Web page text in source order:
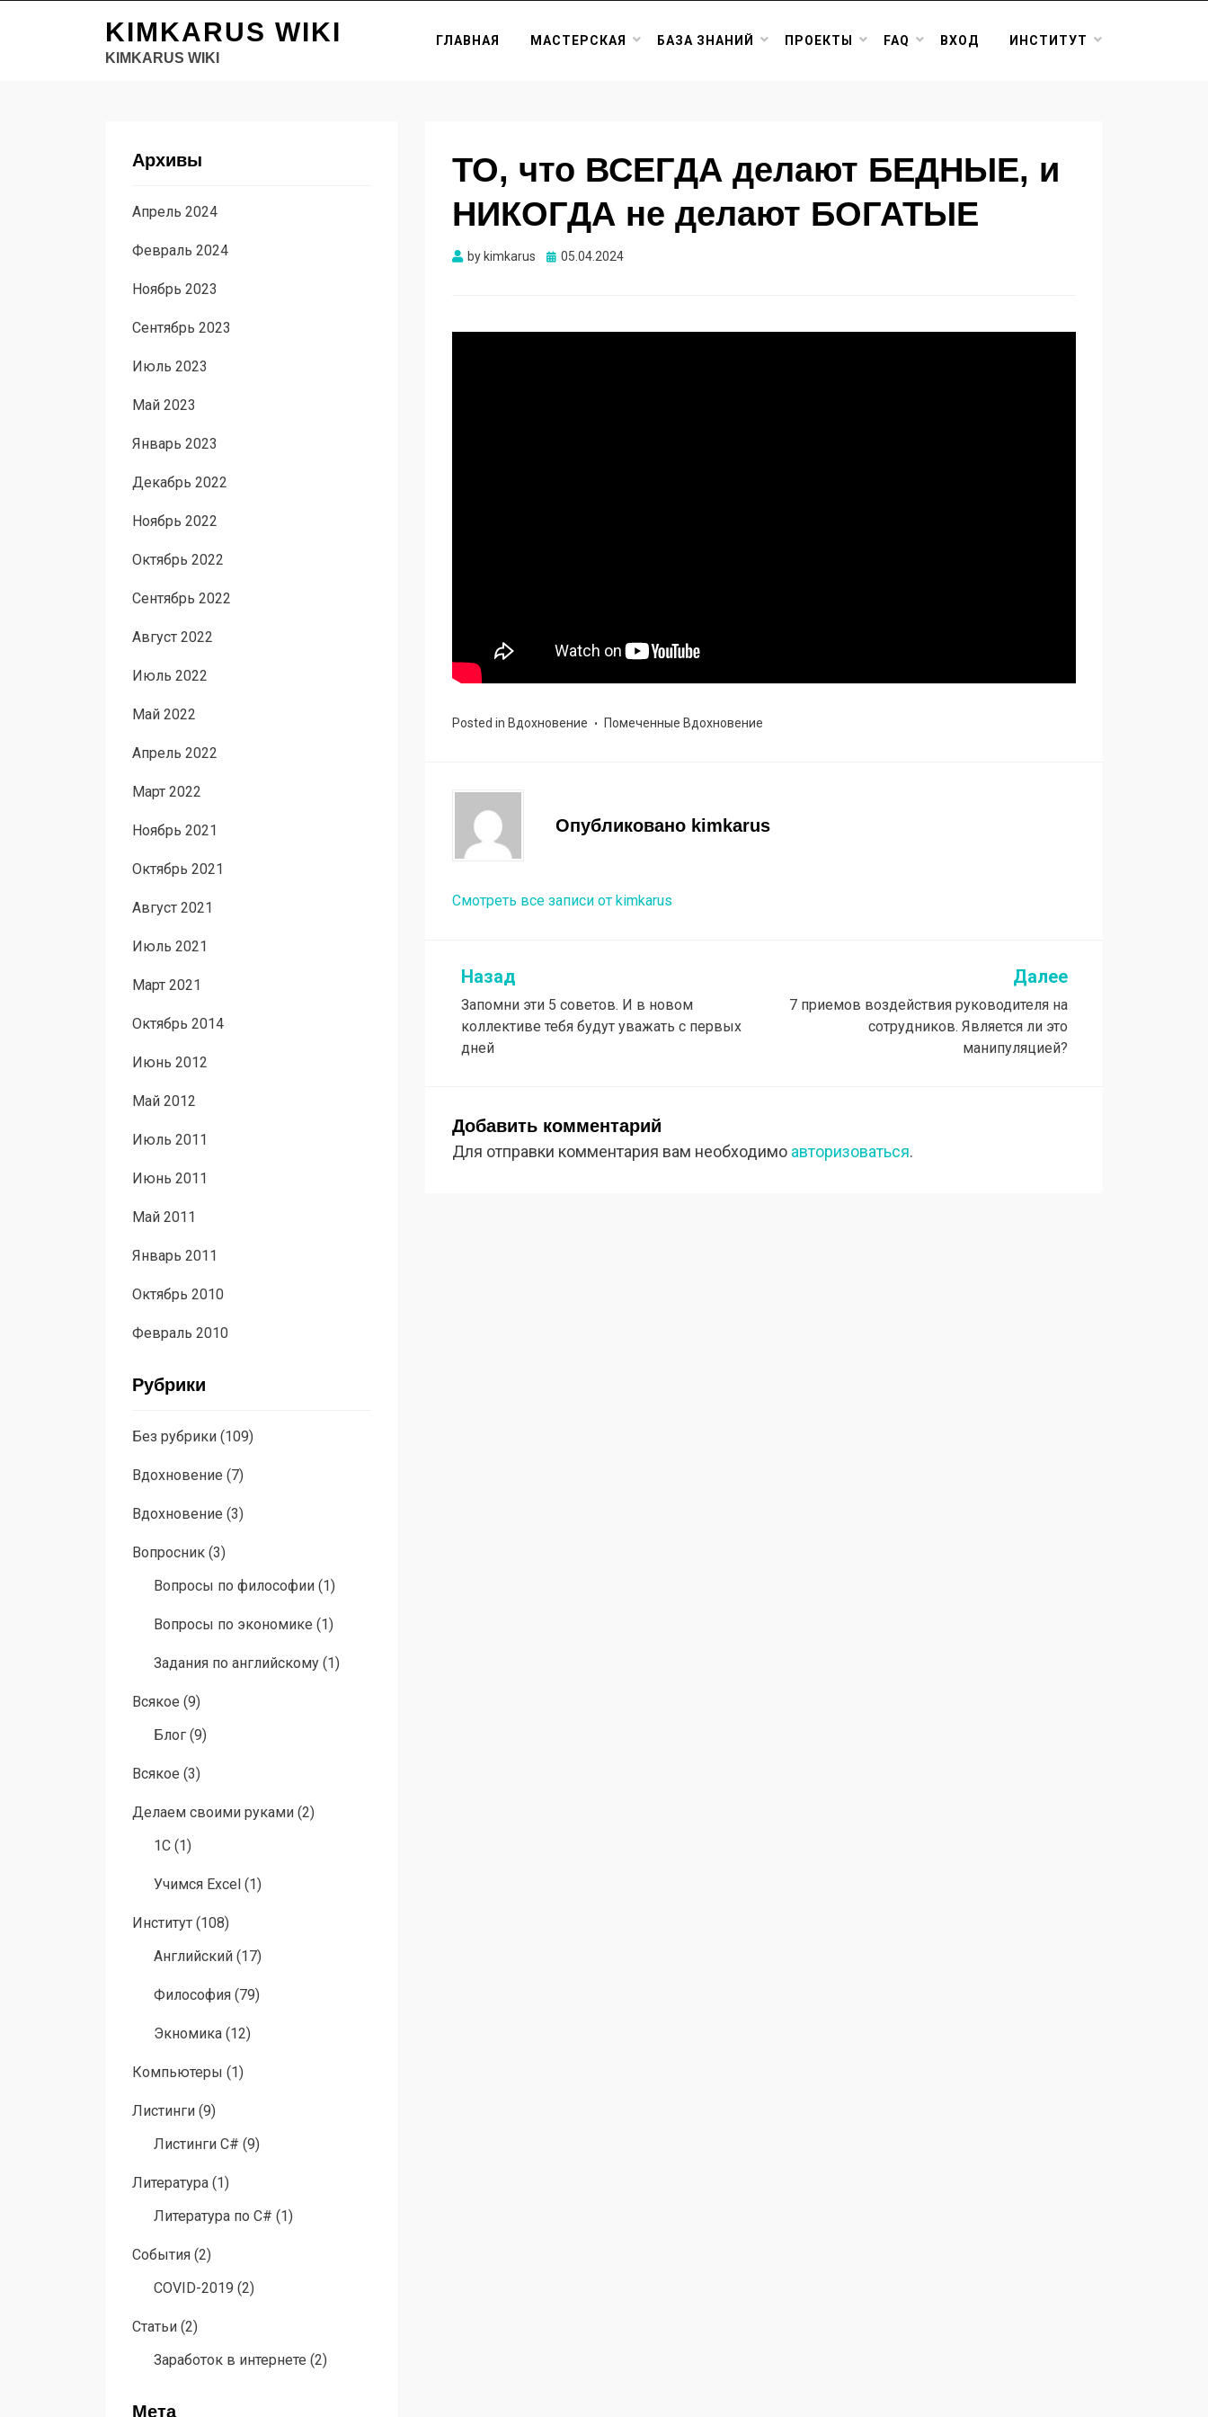
KIMKARUS WIKI
KIMKARUS WIKI
ГЛАВНАЯ МАСТЕРСКАЯ БАЗА ЗНАНИЙ ПРОЕКТЫ FAQ ВХОД ИНСТИТУТ
ТО, что ВСЕГДА делают БЕДНЫЕ, и
НИКОГДА не делают БОГАТЫЕ
by kimkarus Опубликовано
05.04.2024
Posted in Вдохновение Помеченные Вдохновение
Опубликовано kimkarus
Смотреть все записи от kimkarus
Навигация
по
записям
Назад
Запомни эти 5 советов. И в новом
коллективе тебя будут уважать с первых
дней
Далее
7 приемов воздействия руководителя на
сотрудников. Является ли это
манипуляцией?
Добавить комментарий
Для отправки комментария вам необходимо авторизоваться.
Архивы
Апрель 2024
Февраль 2024
Ноябрь 2023
Сентябрь 2023
Июль 2023
Май 2023
Январь 2023
Декабрь 2022
Ноябрь 2022
Октябрь 2022
Сентябрь 2022
Август 2022
Июль 2022
Май 2022
Апрель 2022
Март 2022
Ноябрь 2021
Октябрь 2021
Август 2021
Июль 2021
Март 2021
Октябрь 2014
Июнь 2012
Май 2012
Июль 2011
Июнь 2011
Май 2011
Январь 2011
Октябрь 2010
Февраль 2010
Рубрики
Без рубрики (109)
Вдохновение (7)
Вдохновение (3)
Вопросник (3)
Вопросы по философии (1)
Вопросы по экономике (1)
Задания по английскому (1)
Всякое (9)
Блог (9)
Всякое (3)
Делаем своими руками (2)
1C (1)
Учимся Excel (1)
Институт (108)
Английский (17)
Философия (79)
Экномика (12)
Компьютеры (1)
Листинги (9)
Листинги C# (9)
Литература (1)
Литература по C# (1)
События (2)
COVID-2019 (2)
Статьи (2)
Заработок в интернете (2)
Мета